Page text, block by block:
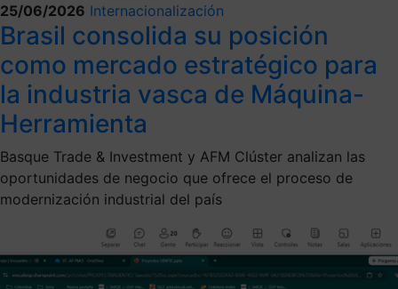
25/06/2026 Internacionalización
Brasil consolida su posición
como mercado estratégico para
la industria vasca de Máquina-
Herramienta
Basque Trade & Investment y AFM Clúster analizan las
oportunidades de negocio que ofrece el proceso de
modernización industrial del país